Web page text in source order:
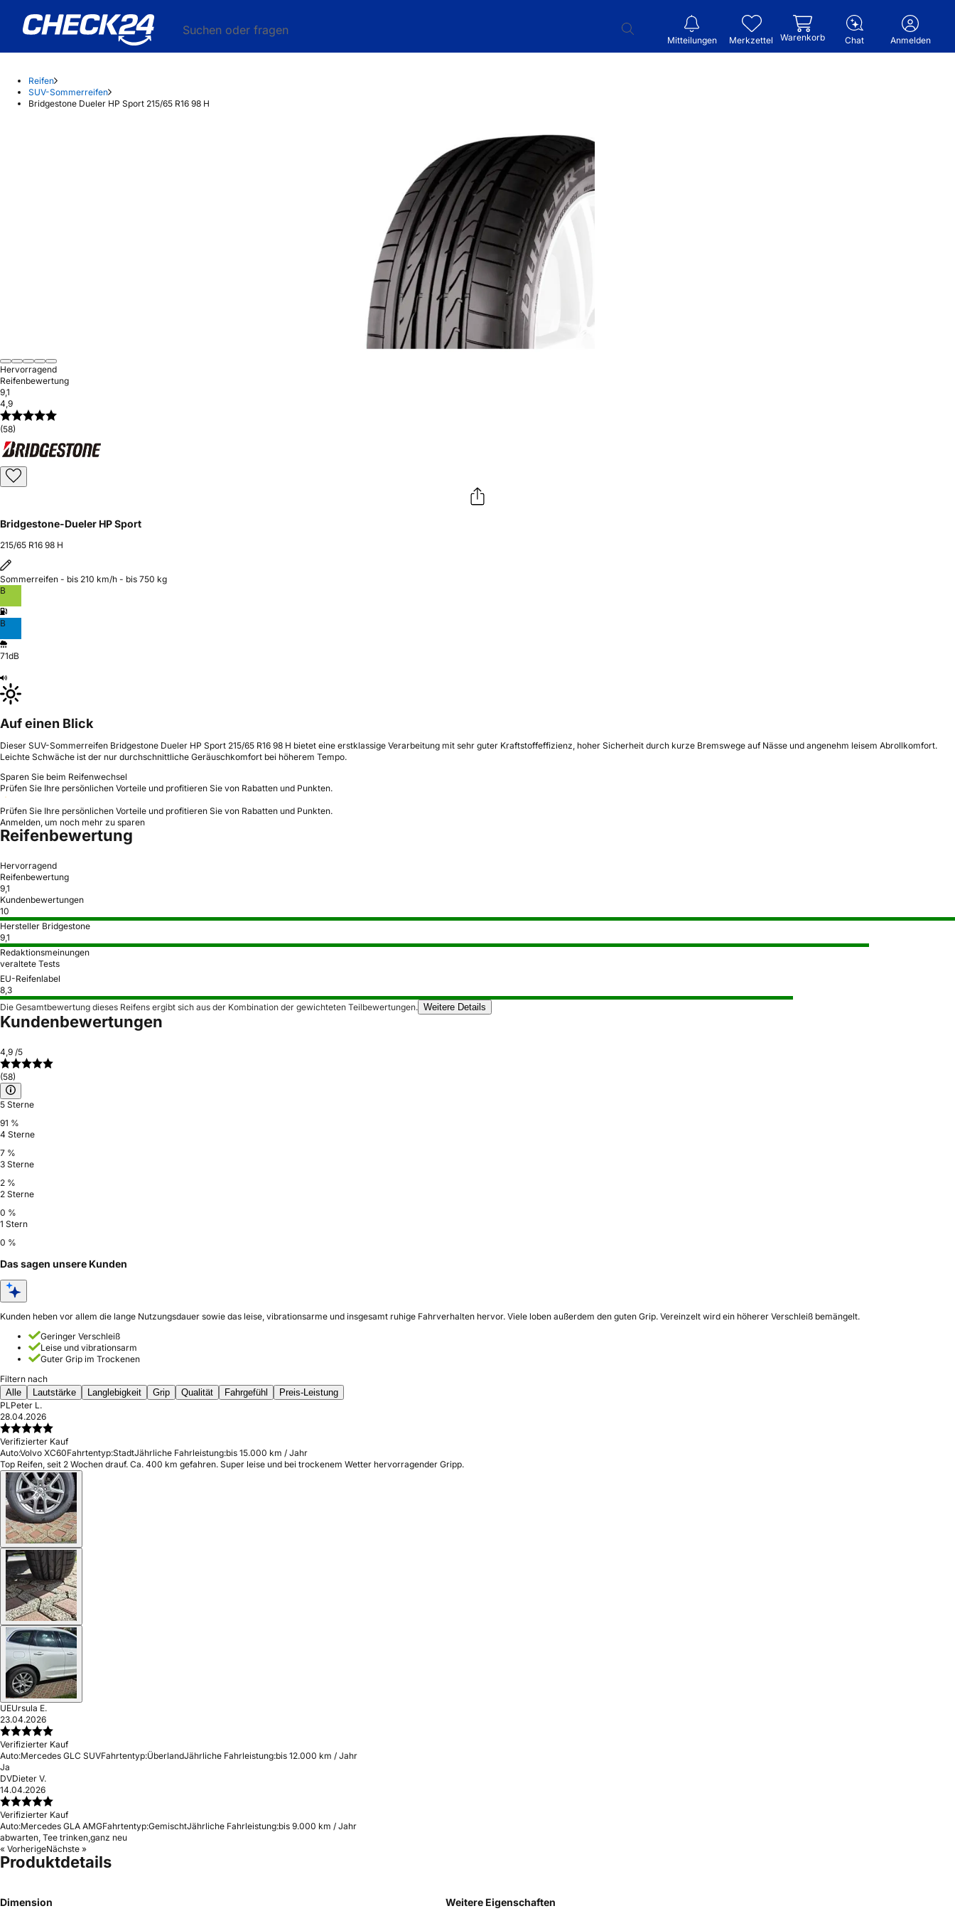
Suchen oder fragen
Mitteilungen Merkzettel Warenkorb Chat Anmelden
Reifen
SUV-Sommerreifen
Bridgestone Dueler HP Sport 215/65 R16 98 H
Hervorragend
Reifenbewertung
9,1
4,9
(58)
Bridgestone-Dueler HP Sport
215/65 R16 98 H
Sommerreifen - bis 210 km/h - bis 750 kg
B
B
71dB
Auf einen Blick
Dieser SUV-Sommerreifen Bridgestone Dueler HP Sport 215/65 R16 98 H bietet eine erstklassige Verarbeitung mit sehr guter Kraftstoffeffizienz, hoher Sicherheit durch kurze Bremswege auf Nässe und angenehm leisem Abrollkomfort.
Leichte Schwäche ist der nur durchschnittliche Geräuschkomfort bei höherem Tempo.
Sparen Sie beim Reifenwechsel
Prüfen Sie Ihre persönlichen Vorteile und profitieren Sie von Rabatten und Punkten.
Prüfen Sie Ihre persönlichen Vorteile und profitieren Sie von Rabatten und Punkten.
Anmelden, um noch mehr zu sparen
Reifenbewertung
Hervorragend
Reifenbewertung
9,1
Kundenbewertungen
10
Hersteller Bridgestone
9,1
Redaktionsmeinungen
veraltete Tests
EU-Reifenlabel
8,3
Die Gesamtbewertung dieses Reifens ergibt sich aus der Kombination der gewichteten Teilbewertungen. Weitere Details
Kundenbewertungen
4,9 /5
(58)
5 Sterne
91 %
4 Sterne
7 %
3 Sterne
2 %
2 Sterne
0 %
1 Stern
0 %
Das sagen unsere Kunden
Kunden heben vor allem die lange Nutzungsdauer sowie das leise, vibrationsarme und insgesamt ruhige Fahrverhalten hervor. Viele loben außerdem den guten Grip. Vereinzelt wird ein höherer Verschleiß bemängelt.
Geringer Verschleiß
Leise und vibrationsarm
Guter Grip im Trockenen
Filtern nach
Alle
Lautstärke Langlebigkeit Grip Qualität Fahrgefühl
Preis-Leistung
PLPeter L.
28.04.2026
Verifizierter Kauf
Auto:Volvo XC60Fahrtentyp:StadtJährliche Fahrleistung:bis 15.000 km / Jahr
Top Reifen, seit 2 Wochen drauf. Ca. 400 km gefahren. Super leise und bei trockenem Wetter hervorragender Gripp.
UEUrsula E.
23.04.2026
Verifizierter Kauf
Auto:Mercedes GLC SUVFahrtentyp:ÜberlandJährliche Fahrleistung:bis 12.000 km / Jahr
Ja
DVDieter V.
14.04.2026
Verifizierter Kauf
Auto:Mercedes GLA AMGFahrtentyp:GemischtJährliche Fahrleistung:bis 9.000 km / Jahr
abwarten, Tee trinken,ganz neu
« VorherigeNächste »
Produktdetails
Dimension Weitere Eigenschaften